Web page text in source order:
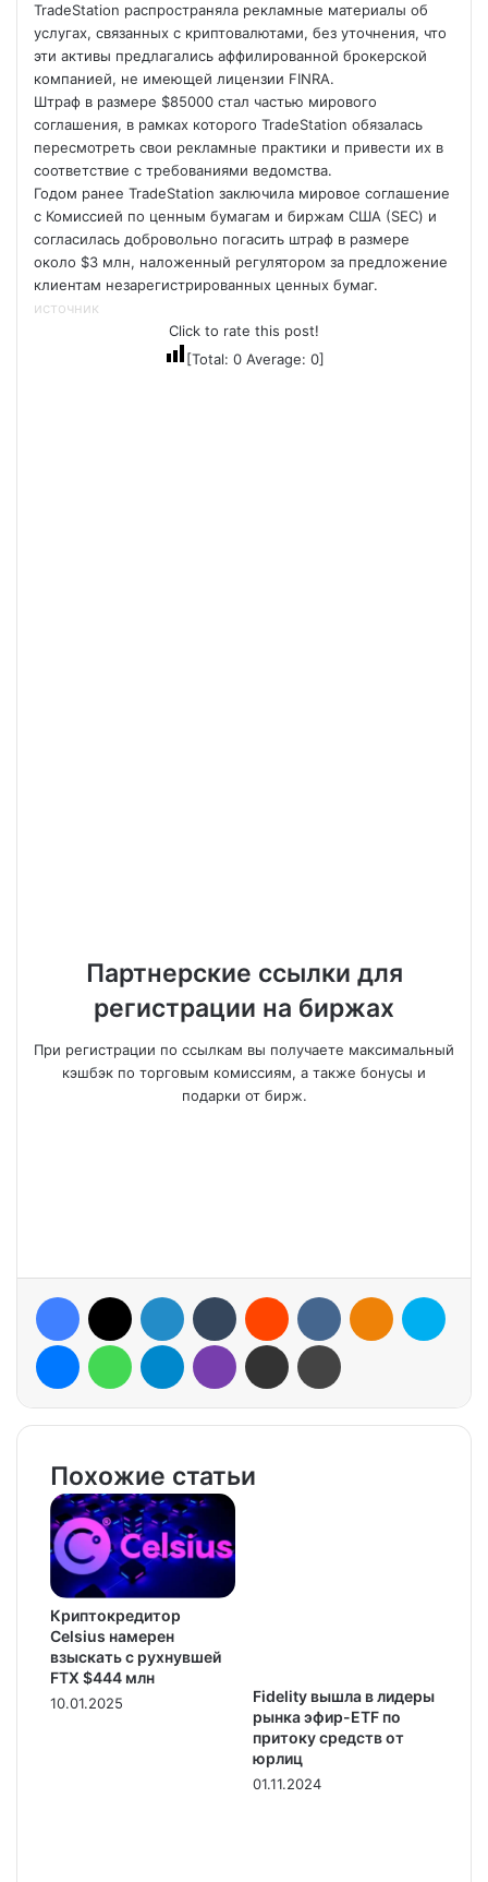
TradeStation распространяла рекламные материалы об
услугах, связанных с криптовалютами, без уточнения, что
эти активы предлагались аффилированной брокерской
компанией, не имеющей лицензии FINRA.
Штраф в размере $85000 стал частью мирового
соглашения, в рамках которого TradeStation обязалась
пересмотреть свои рекламные практики и привести их в
соответствие с требованиями ведомства.
Годом ранее TradeStation заключила мировое соглашение
с Комиссией по ценным бумагам и биржам США (SEC) и
согласилась добровольно погасить штраф в размере
около $3 млн, наложенный регулятором за предложение
клиентам незарегистрированных ценных бумаг.
источник
Click to rate this post!
[Total: 0Average: 0]
Партнерские ссылки для
регистрации на биржах
При регистрации по ссылкам вы получаете максимальный
кэшбэк по торговым комиссиям, а также бонусы и
подарки от бирж.
Похожие статьи
Криптокредитор
Celsius намерен
взыскать с рухнувшей
FTX $444 млн
10.01.2025
Fidelity вышла в лидеры
рынка эфир-ETF по
притоку средств от
юрлиц
01.11.2024